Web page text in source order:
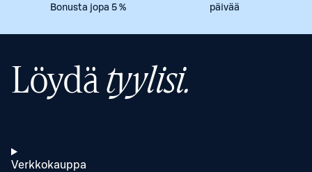
Bonusta jopa 5 %
päivää
Löydätyylisi.
Verkkokauppa